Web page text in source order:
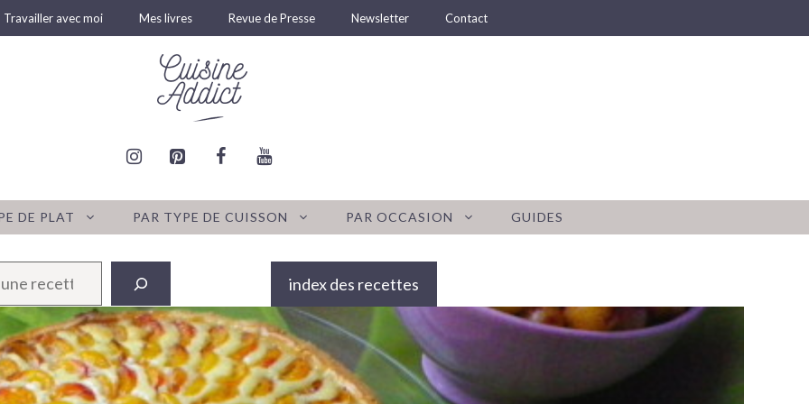
Travailler avec moi Mes livres Revue de Presse Newsletter Contact
DE PLAT PAR TYPE DE CUISSON PAR OCCASION GUIDES
index des recettes